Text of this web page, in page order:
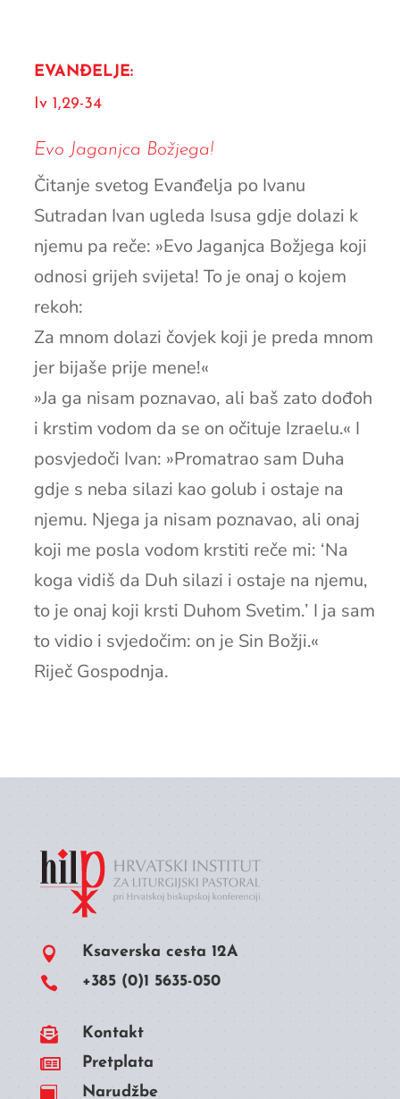
EVANĐELJE:
Iv 1,29-34
Evo Jaganjca Božjega!
Čitanje svetog Evanđelja po Ivanu
Sutradan Ivan ugleda Isusa gdje dolazi k
njemu pa reče: »Evo Jaganjca Božjega koji
odnosi grijeh svijeta! To je onaj o kojem
rekoh:
Za mnom dolazi čovjek koji je preda mnom
jer bijaše prije mene!«
»Ja ga nisam poznavao, ali baš zato dođoh
i krstim vodom da se on očituje Izraelu.« I
posvjedoči Ivan: »Promatrao sam Duha
gdje s neba silazi kao golub i ostaje na
njemu. Njega ja nisam poznavao, ali onaj
koji me posla vodom krstiti reče mi: ‘Na
koga vidiš da Duh silazi i ostaje na njemu,
to je onaj koji krsti Duhom Svetim.’ I ja sam
to vidio i svjedočim: on je Sin Božji.«
Riječ Gospodnja.
 Ksaverska cesta 12A
 +385 (0)1 5635-050
 Kontakt
 Pretplata
 Narudžbe